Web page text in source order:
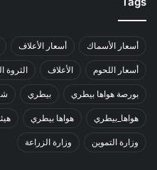
أسعار الأسماك أسعار الأعلاف
أسعار اللحوم الأعلاف الثروة
بورصة هواها بيطري بيطري
هواها_بيطري هواها بيطري
وزارة التموين وزارة الزراعة